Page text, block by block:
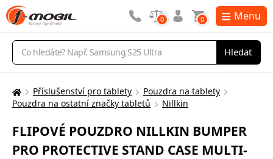
Vyhledávání
Hledat
0 0 Menu
Zde
nacházíte:
Příslušenství pro tablety
Pouzdra na tablety
Pouzdra na ostatní značky tabletů
Nillkin
FLIPOVÉ POUZDRO NILLKIN BUMPER
PRO PROTECTIVE STAND CASE MULTI-